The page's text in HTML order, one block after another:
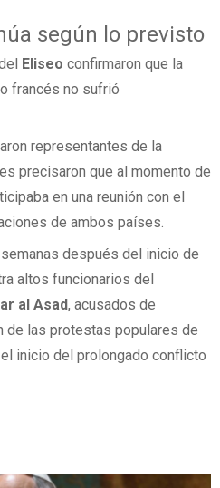
según lo previsto
Eliseo confirmaron que la
francés no sufrió
representantes de la
precisaron que al momento de
en una reunión con el
de ambos países.
después del inicio de
altos funcionarios del
al Asad, acusados de
de las protestas populares de
inicio del prolongado conflicto